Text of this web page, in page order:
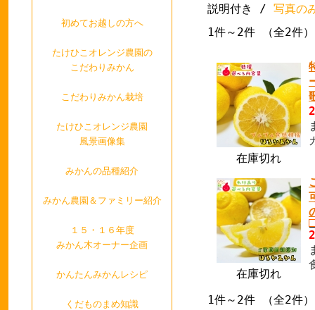
初めてお越しの方へ
たけひこオレンジ農園の
こだわりみかん
こだわりみかん栽培
たけひこオレンジ農園
風景画像集
みかんの品種紹介
みかん農園＆ファミリー紹介
１５・１６年度
みかん木オーナー企画
かんたんみかんレシピ
くだものまめ知識
説明付き / 写真の
1件～2件 （全2件）
在庫切れ
在庫切れ
1件～2件 （全2件）